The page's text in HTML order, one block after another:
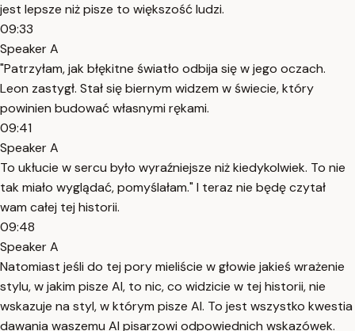
jest lepsze niż pisze to większość ludzi.
09:33
Speaker A
"Patrzyłam, jak błękitne światło odbija się w jego oczach.
Leon zastygł. Stał się biernym widzem w świecie, który
powinien budować własnymi rękami.
09:41
Speaker A
To ukłucie w sercu było wyraźniejsze niż kiedykolwiek. To nie
tak miało wyglądać, pomyślałam." I teraz nie będę czytał
wam całej tej historii.
09:48
Speaker A
Natomiast jeśli do tej pory mieliście w głowie jakieś wrażenie
stylu, w jakim pisze AI, to nic, co widzicie w tej historii, nie
wskazuje na styl, w którym pisze AI. To jest wszystko kwestia
dawania waszemu AI pisarzowi odpowiednich wskazówek.